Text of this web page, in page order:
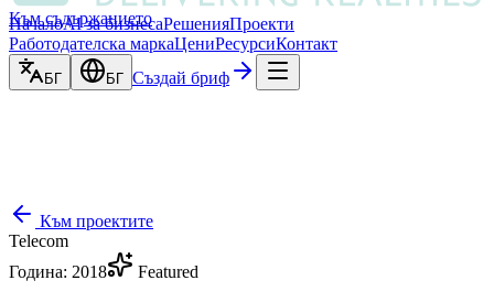
Към съдържанието
НачалоAI за бизнесаРешенияПроекти
Работодателска маркаЦениРесурсиКонтакт
БГ БГ Създай бриф
Към проектите
Telecom
Година: 2018 Featured